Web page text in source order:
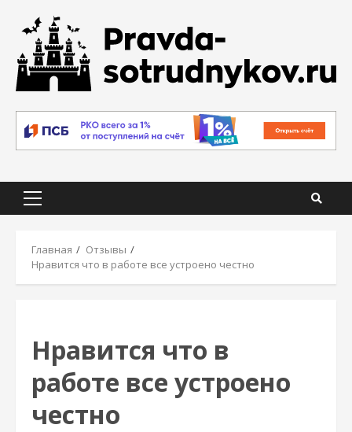
content
Primary
Главная
Отзывы
Нравится что в работе все устроено честно
Нравится что в
работе все устроено
честно